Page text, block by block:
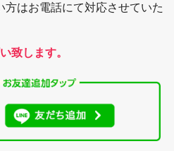
はお電話にて対応させていた
致します。